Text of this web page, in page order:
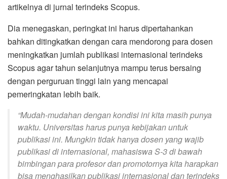
artikelnya di jurnal terindeks Scopus.
Dia menegaskan, peringkat ini harus dipertahankan
bahkan ditingkatkan dengan cara mendorong para dosen
meningkatkan jumlah publikasi internasional terindeks
Scopus agar tahun selanjutnya mampu terus bersaing
dengan perguruan tinggi lain yang mencapai
pemeringkatan lebih baik.
“Mudah-mudahan dengan kondisi ini kita masih punya
waktu. Universitas harus punya kebijakan untuk
publikasi ini. Mungkin tidak hanya dosen yang wajib
publikasi di internasional, mahasiswa S-3 di bawah
bimbingan para profesor dan promotornya kita harapkan
bisa menghasilkan publikasi internasional dan terindeks